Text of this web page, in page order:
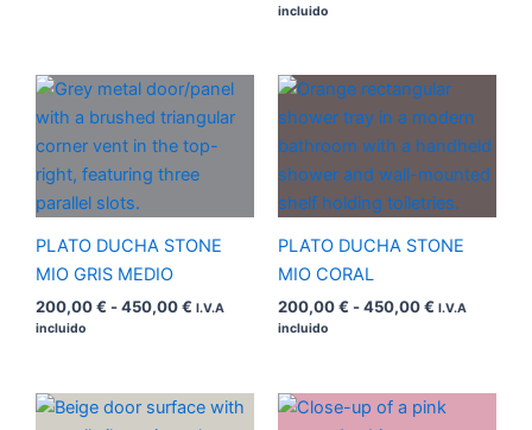
incluido
PLATO DUCHA STONE
MIO GRIS MEDIO
200,00€ -450,00€
Rango
de
precios:
desde
hasta
I.V.A
incluido
PLATO DUCHA STONE
MIO CORAL
200,00€ -450,00€
Rango
precios:
desde
200,00 €
hasta
450,00 €
I.V.A
incluido
Rango
Rango